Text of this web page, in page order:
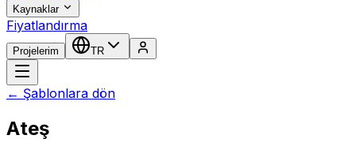
Kaynaklar
Fiyatlandırma
Projelerim TR
← Şablonlara dön
Ateş